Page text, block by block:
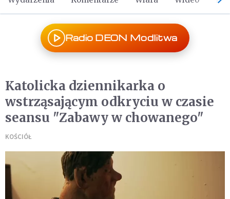
Radio DEON Modlitwa
Katolicka dziennikarka o
wstrząsającym odkryciu w czasie
seansu "Zabawy w chowanego"
KOŚCIÓŁ